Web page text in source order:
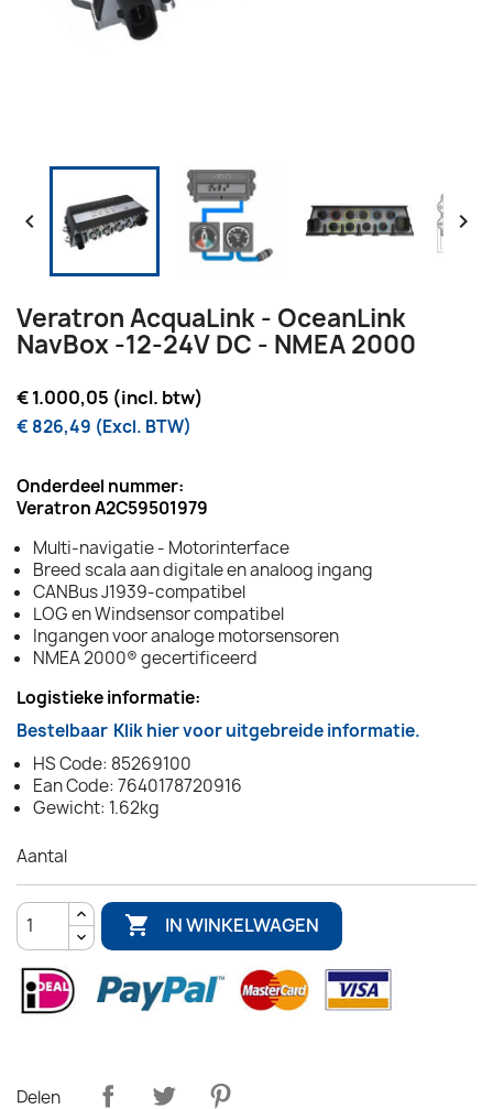
 
Veratron AcquaLink - OceanLink
NavBox -12-24V DC - NMEA 2000
€ 1.000,05 (incl. btw)
€ 826,49 (Excl. BTW)
Onderdeel nummer:
Veratron A2C59501979
Multi-navigatie - Motorinterface
Breed scala aan digitale en analoog ingang
CANBus J1939-compatibel
LOG en Windsensor compatibel
Ingangen voor analoge motorsensoren
NMEA 2000® gecertificeerd
Logistieke informatie:
Bestelbaar Klik hier voor uitgebreide informatie.
HS Code: 85269100
Ean Code: 7640178720916
Gewicht: 1.62kg
Aantal
 IN WINKELWAGEN
Delen